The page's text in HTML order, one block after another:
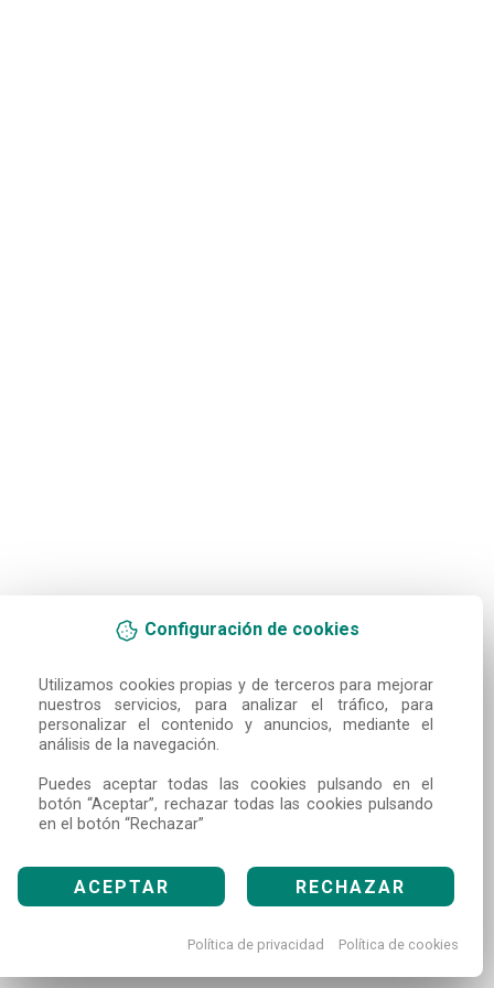
Configuración de cookies
Utilizamos cookies propias y de terceros para mejorar
nuestros servicios, para analizar el tráfico, para
personalizar el contenido y anuncios, mediante el
análisis de la navegación.
Puedes aceptar todas las cookies pulsando en el
botón “Aceptar”, rechazar todas las cookies pulsando
en el botón “Rechazar”
ACEPTAR RECHAZAR
Política de privacidad Política de cookies